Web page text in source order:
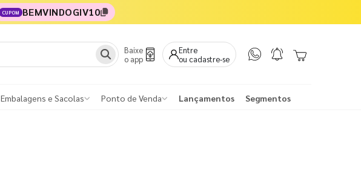
CUPOM BEMVINDOGIV10
Baixe
o app
Entre
ou cadastre-se
Embalagens e Sacolas Ponto de Venda Lançamentos Segmentos